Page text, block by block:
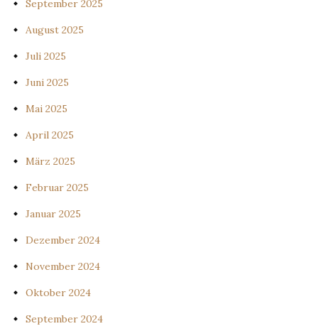
September 2025
August 2025
Juli 2025
Juni 2025
Mai 2025
April 2025
März 2025
Februar 2025
Januar 2025
Dezember 2024
November 2024
Oktober 2024
September 2024